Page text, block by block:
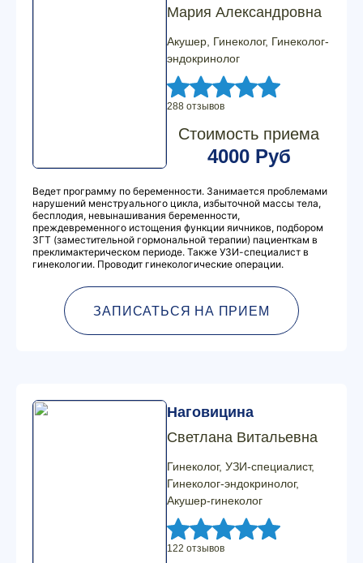
Мария Александровна
Акушер, Гинеколог, Гинеколог-
эндокринолог
288 отзывов
Стоимость приема
4000 Руб
Ведет программу по беременности. Занимается проблемами
нарушений менструального цикла, избыточной массы тела,
бесплодия, невынашивания беременности,
преждевременного истощения функции яичников, подбором
ЗГТ (заместительной гормональной терапии) пациенткам в
преклимактерическом периоде. Также УЗИ-специалист в
гинекологии. Проводит гинекологические операции.
ЗАПИСАТЬСЯ НА ПРИЕМ
Наговицина
Светлана Витальевна
Гинеколог, УЗИ-специалист,
Гинеколог-эндокринолог,
Акушер-гинеколог
122 отзывов